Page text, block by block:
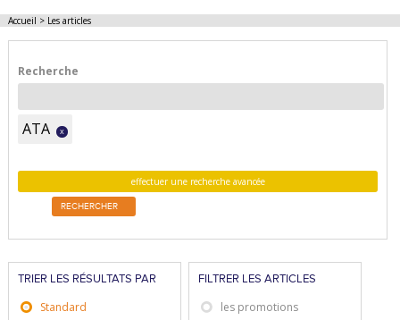
Accueil > Les articles
Recherche
ATA x
effectuer une recherche avancée
RECHERCHER
TRIER LES RÉSULTATS PAR
Standard
FILTRER LES ARTICLES
les promotions